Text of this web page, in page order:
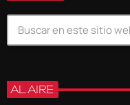
AL AIRE